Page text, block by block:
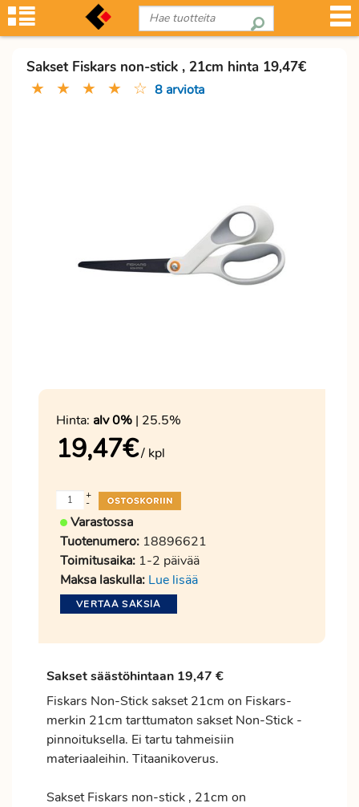
Sakset Fiskars non-stick , 21cm hinta 19,47€
★ ★ ★ ★ ☆ 8 arviota
Hinta: alv 0% | 25.5%
19,47€/ kpl
-
+
Varastossa
Tuotenumero: 18896621
Toimitusaika: 1-2 päivää
Maksa laskulla: Lue lisää
VERTAA SAKSIA
Sakset säästöhintaan 19,47 €
Fiskars Non-Stick sakset 21cm on Fiskars-
merkin 21cm tarttumaton sakset Non-Stick -
pinnoituksella. Ei tartu tahmeisiin
materiaaleihin. Titaanikoverus.
Sakset Fiskars non-stick , 21cm on